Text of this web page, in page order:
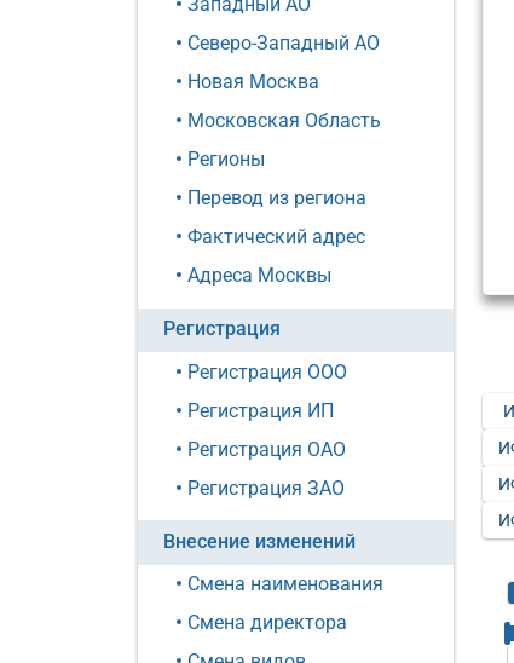
Западный АО
Северо-Западный АО
Новая Москва
Московская Область
Регионы
Перевод из региона
Фактический адрес
Адреса Москвы
Регистрация
Регистрация ООО
Регистрация ИП
Регистрация ОАО
Регистрация ЗАО
Внесение изменений
Смена наименования
Смена директора